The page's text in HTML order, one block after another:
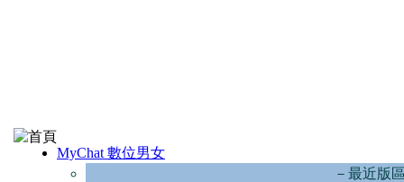
MyChat 數位男女
－最近版